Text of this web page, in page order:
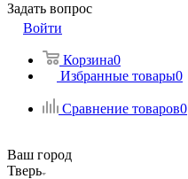
Задать вопрос
Войти
Корзина0
Избранные товары0
Сравнение товаров0
Ваш город
Тверь